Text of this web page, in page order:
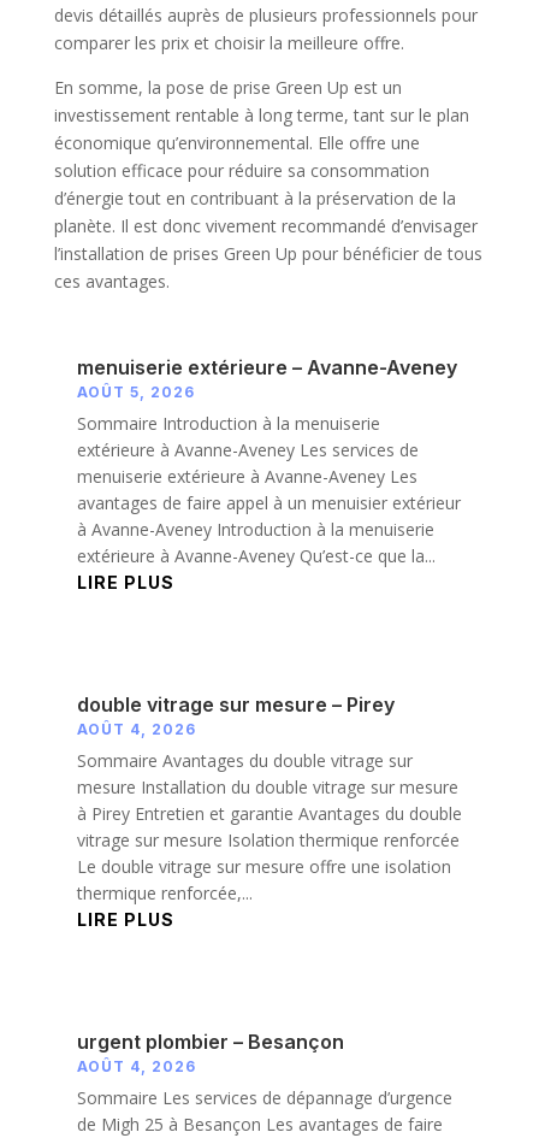
devis détaillés auprès de plusieurs professionnels pour
comparer les prix et choisir la meilleure offre.
En somme, la pose de prise Green Up est un
investissement rentable à long terme, tant sur le plan
économique qu’environnemental. Elle offre une
solution efficace pour réduire sa consommation
d’énergie tout en contribuant à la préservation de la
planète. Il est donc vivement recommandé d’envisager
l’installation de prises Green Up pour bénéficier de tous
ces avantages.
menuiserie extérieure – Avanne-Aveney
AOÛT 5, 2026
Sommaire Introduction à la menuiserie
extérieure à Avanne-Aveney Les services de
menuiserie extérieure à Avanne-Aveney Les
avantages de faire appel à un menuisier extérieur
à Avanne-Aveney Introduction à la menuiserie
extérieure à Avanne-Aveney Qu’est-ce que la...
LIRE PLUS
double vitrage sur mesure – Pirey
AOÛT 4, 2026
Sommaire Avantages du double vitrage sur
mesure Installation du double vitrage sur mesure
à Pirey Entretien et garantie Avantages du double
vitrage sur mesure Isolation thermique renforcée
Le double vitrage sur mesure offre une isolation
thermique renforcée,...
LIRE PLUS
urgent plombier – Besançon
AOÛT 4, 2026
Sommaire Les services de dépannage d’urgence
de Migh 25 à Besançon Les avantages de faire